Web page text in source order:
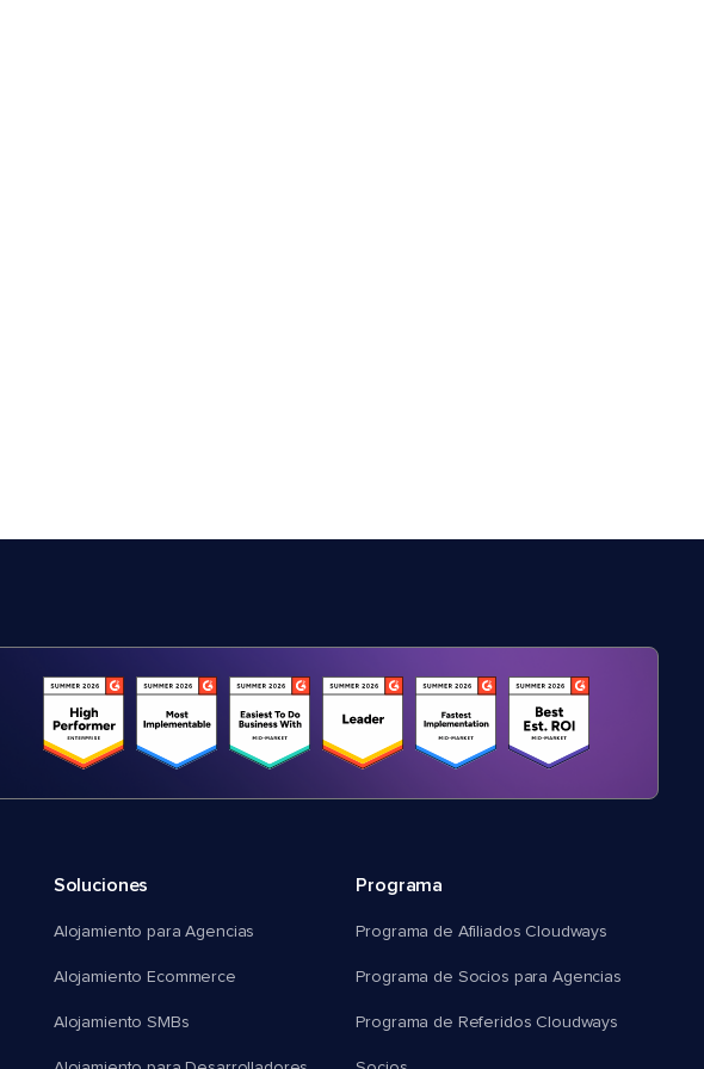
Soluciones
Alojamiento para Agencias
Alojamiento Ecommerce
Alojamiento SMBs
Programa
Programa de Afiliados Cloudways
Programa de Socios para Agencias
Programa de Referidos Cloudways